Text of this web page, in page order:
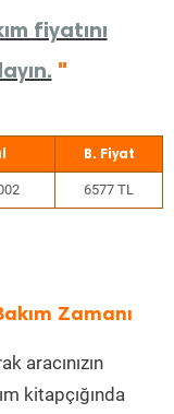
fiyatını
"
6577 TL
Zamanı
aracınızın
kitapçığında